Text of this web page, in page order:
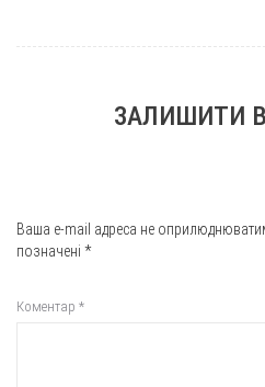
ЗАЛИШИТИ
Ваша e-mail адреса не
позначені *
Коментар *